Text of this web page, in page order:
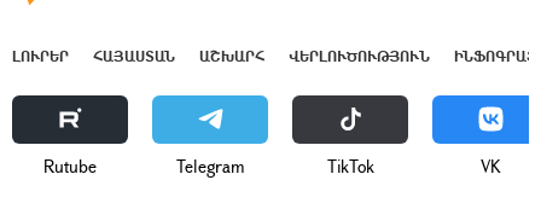
ԼՈՒՐԵՐ ՀԱՅԱՍՏԱՆ ԱՇԽԱՐՀ ՎԵՐԼՈՒԾՈՒԹՅՈՒՆ
Rutube Telegram ТikТоk VK